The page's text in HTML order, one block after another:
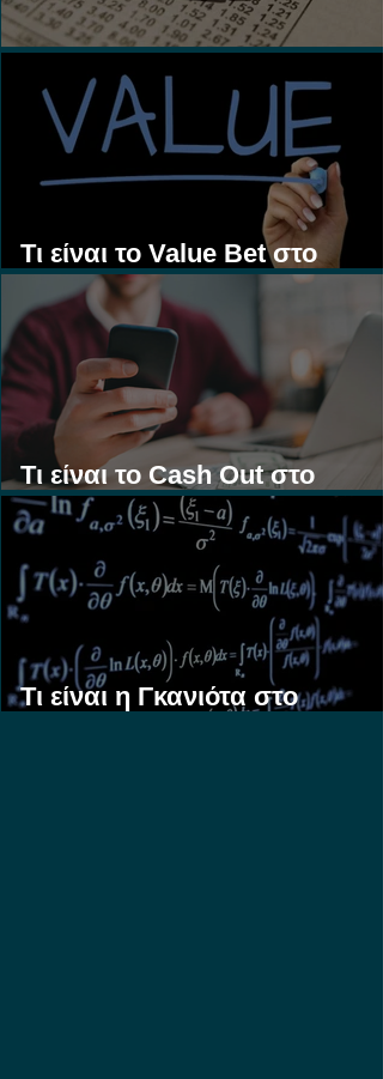
Τι είναι τα Ασιατικά Χάντικαπ;
Τι είναι το Value Bet στο
Στοίχημα;
Τι είναι το Cash Out στο
Στοίχημα;
Τι είναι η Γκανιότα στο